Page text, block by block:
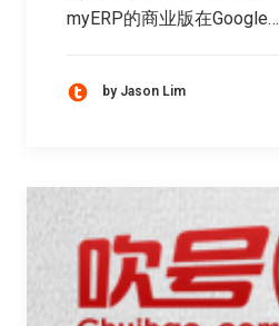
myERP的商业版在Google…
by Jason Lim